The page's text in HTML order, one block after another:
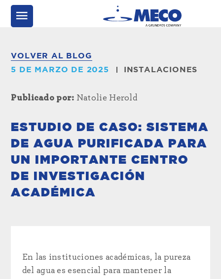
VOLVER AL BLOG
5 DE MARZO DE 2025
INSTALACIONES
Publicado por: Natolie Herold
ESTUDIO DE CASO: SISTEMA
DE AGUA PURIFICADA PARA
UN IMPORTANTE CENTRO
DE INVESTIGACIÓN
ACADÉMICA
En las instituciones académicas, la pureza
del agua es esencial para mantener la